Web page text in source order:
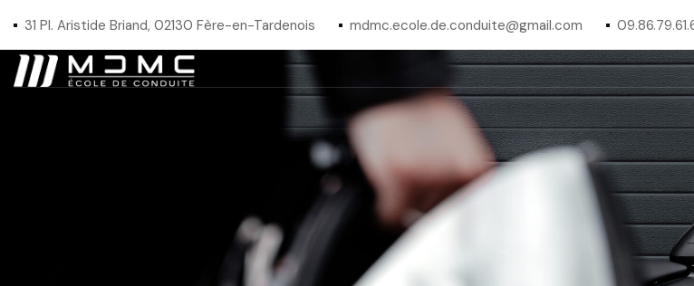
31 Pl. Aristide Briand, 02130 Fère-en-Tardenois mdmc.ecole.de.conduite@gmail.com